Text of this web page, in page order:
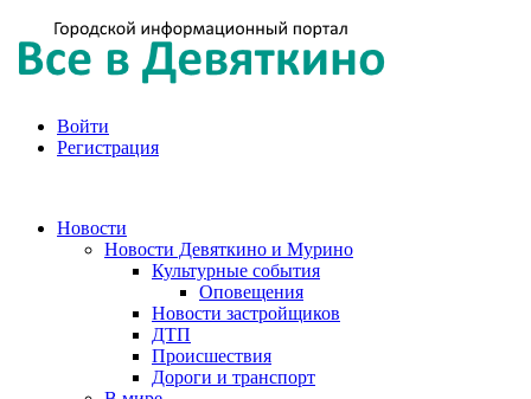
Войти
Регистрация
Новости
Новости Девяткино и Мурино
Культурные события
Оповещения
Новости застройщиков
ДТП
Происшествия
Дороги и транспорт